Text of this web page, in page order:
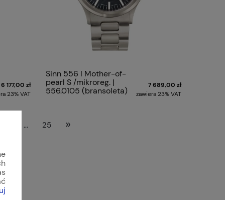
6 177,00 zł
23% VAT
Sinn 556 I Mother-of-
pearl S /mikroreg. |
556.0105 (bransoleta)
7 689,00 zł
zawiera 23% VAT
... 25 »